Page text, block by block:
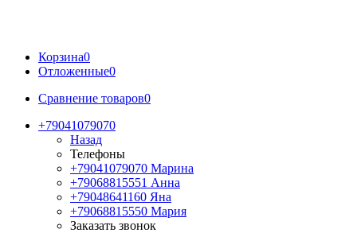
Корзина0
Отложенные0
Сравнение товаров0
+79041079070
Назад
Телефоны
+79041079070 Марина
+79068815551 Анна
+79048641160 Яна
+79068815550 Мария
Заказать звонок